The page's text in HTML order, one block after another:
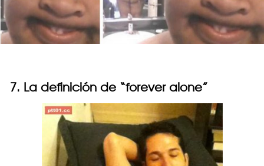
7. La definición de “forever alone”